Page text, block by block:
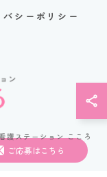
ご応募はこちら
バシーポリシー
護ステーション こころ